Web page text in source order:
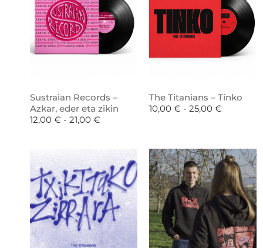
Sustraian Records –
Azkar, eder eta zikin
12,00 € - 21,00 €
The Titanians – Tinko
10,00 € - 25,00 €